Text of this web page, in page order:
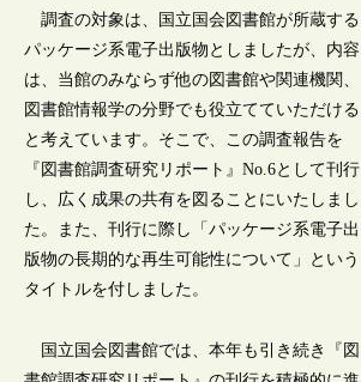
調査の対象は、国立国会図書館が所蔵する
パッケージ系電子出版物としましたが、内容
は、当館のみならず他の図書館や関連機関、
図書館情報学の分野でも役立てていただける
と考えています。そこで、この調査報告を
『図書館調査研究リポート』No.6として刊行
し、広く成果の共有を図ることにいたしまし
た。また、刊行に際し「パッケージ系電子出
版物の長期的な再生可能性について」という
タイトルを付しました。
国立国会図書館では、本年も引き続き『図